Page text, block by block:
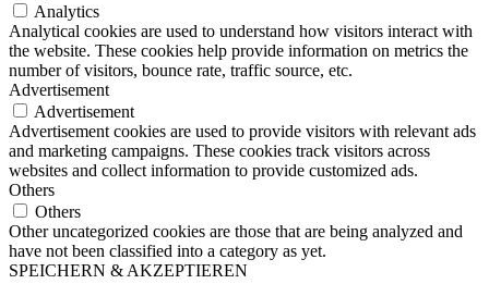
Analytics
Analytical cookies are used to understand how visitors interact with
the website. These cookies help provide information on metrics the
number of visitors, bounce rate, traffic source, etc.
Advertisement
Advertisement
Advertisement cookies are used to provide visitors with relevant ads
and marketing campaigns. These cookies track visitors across
websites and collect information to provide customized ads.
Others
Others
Other uncategorized cookies are those that are being analyzed and
have not been classified into a category as yet.
SPEICHERN & AKZEPTIEREN